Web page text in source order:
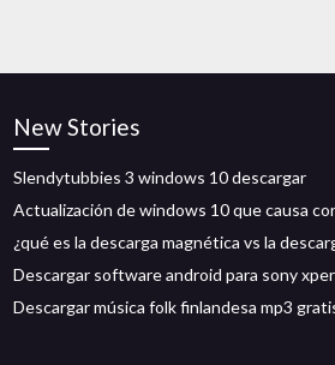
New Stories
Slendytubbies 3 windows 10 descargar
Actualización de windows 10 que causa
¿qué es la descarga magnética vs la
Descargar software android para sony
Descargar música folk finlandesa mp3